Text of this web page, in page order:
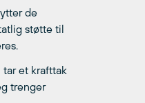
de
støtte til
tar et krafttak
trenger